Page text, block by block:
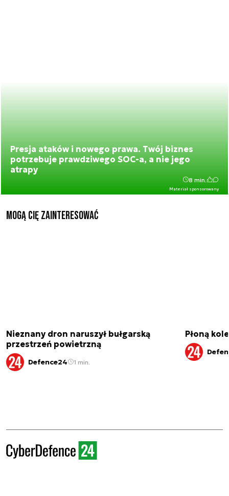
Presja ataków i nowego prawa. Twój biznes
potrzebuje prawdziwego SOC-a, a nie jego
atrapy
Materiał sponsorowany
8 min.
Mogą Cię zainteresować
Nieznany dron naruszył bułgarską
przestrzeń powietrzną
Defence24 1 min.
Płoną